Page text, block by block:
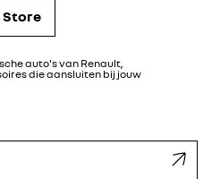
Store
auto's van Renault,
die aansluiten bij jouw